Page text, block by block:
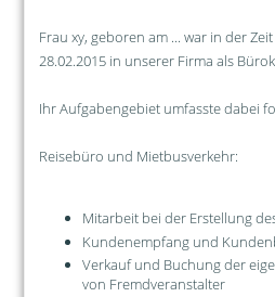
Frau xy, geboren am ... war in der
28.02.2015 in unserer Firma als
Ihr Aufgabengebiet umfasste dabei
Reisebüro und Mietbusverkehr:
Mitarbeit bei der Erstellung
Kundenempfang und
Verkauf und Buchung der
von Fremdveranstalter